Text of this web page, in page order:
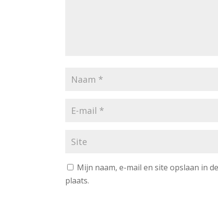
Mijn naam, e-mail en site opslaan in
plaats.